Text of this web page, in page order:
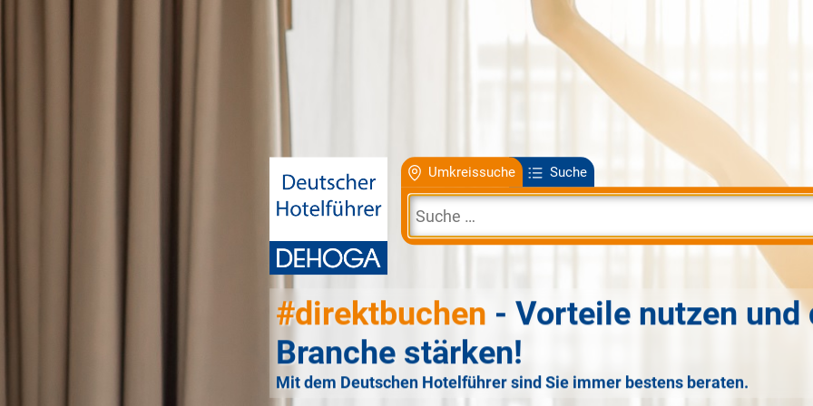
Umkreissuche Suche
#direktbuchen - Vorteile nutzen und
Branche stärken!
Mit dem Deutschen Hotelführer sind Sie immer bestens beraten.